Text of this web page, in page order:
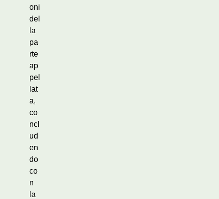
oni
del
la
pa
rte
ap
pel
lat
a,
co
ncl
ud
en
do
co
n
la